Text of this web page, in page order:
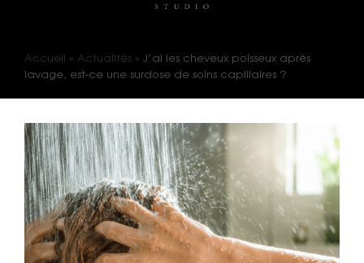
Accueil » Actualités » J’ai les cheveux poisseux après
lavage, est-ce une surdose de soins capillaires ?